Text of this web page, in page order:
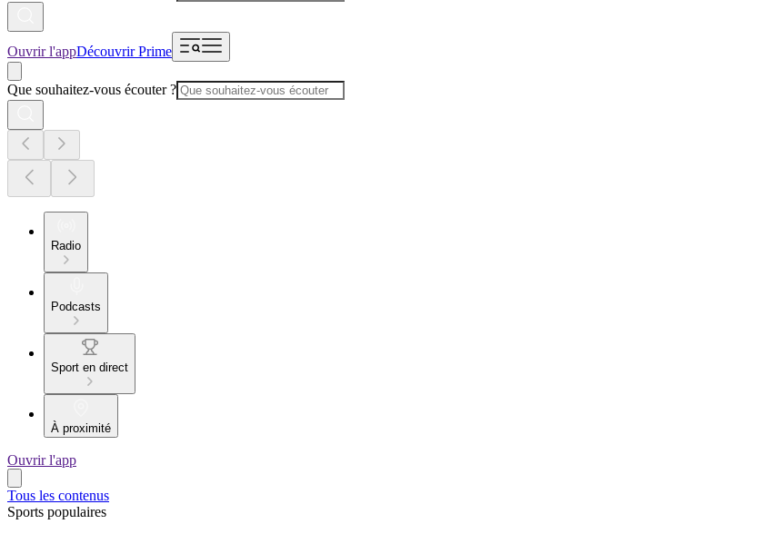
Ouvrir l'appDécouvrir Prime
Que souhaitez-vous écouter ?
Radio
Podcasts
Sport en direct
À proximité
Ouvrir l'app
Tous les contenus
Sports populaires